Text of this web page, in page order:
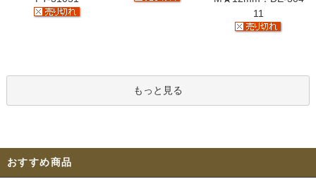
11
もっと見る
おすすめ商品